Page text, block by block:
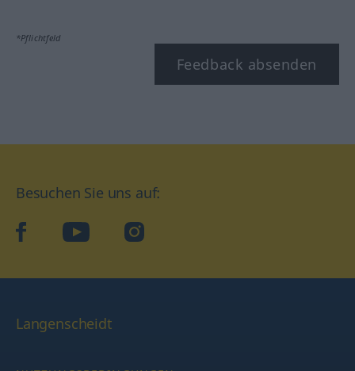
*Pflichtfeld
Feedback absenden
Besuchen Sie uns auf:
facebookYouTube Instagram
Langenscheidt